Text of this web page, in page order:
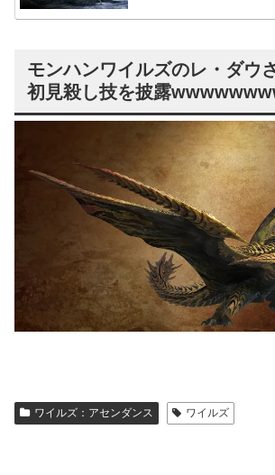
モンハンワイルズのレ・ダウ
初見殺し技を披露
ワイルズ：アセンダンス ワイルズ